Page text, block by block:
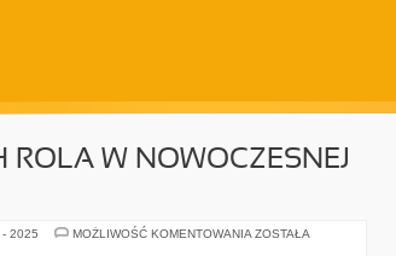
ROLA W NOWOCZESNEJ
- 2025 MOŻLIWOŚĆ KOMENTOWANIA DOMY
ZOSTAŁA